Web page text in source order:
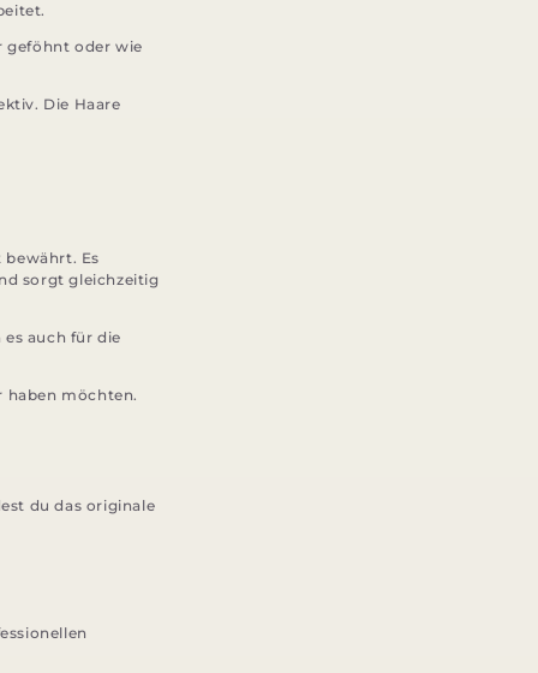
geföhnt oder wie
Die Haare
bewährt. Es
sorgt gleichzeitig
auch für die
haben möchten.
du das originale